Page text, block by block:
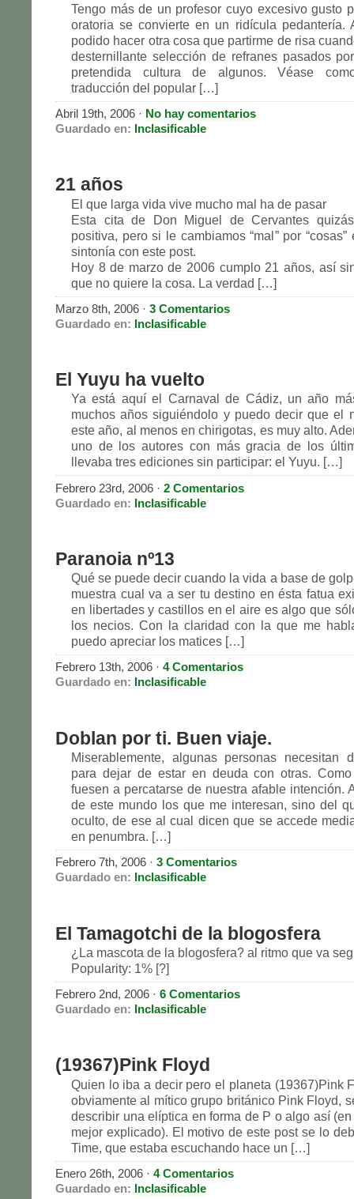
Tengo más de un profesor cuyo excesivo gusto
oratoria se convierte en un ridícula pedantería.
podido hacer otra cosa que partirme de risa
desternillante selección de refranes pasados
pretendida cultura de algunos. Véase
traducción del popular […]
Abril 19th, 2006 · No hay comentarios
Guardado en: Inclasificable
21 años
El que larga vida vive mucho mal ha de pasar
Esta cita de Don Miguel de Cervantes
positiva, pero si le cambiamos “mal” por
sintonía con este post.
Hoy 8 de marzo de 2006 cumplo 21 años, así
que no quiere la cosa. La verdad […]
Marzo 8th, 2006 · 3 Comentarios
Guardado en: Inclasificable
El Yuyu ha vuelto
Ya está aquí el Carnaval de Cádiz, un año
muchos años siguiéndolo y puedo decir que el
este año, al menos en chirigotas, es muy alto.
uno de los autores con más gracia de los
llevaba tres ediciones sin participar: el Yuyu. […]
Febrero 23rd, 2006 · 2 Comentarios
Guardado en: Inclasificable
Paranoia nº13
Qué se puede decir cuando la vida a base de
muestra cual va a ser tu destino en ésta fatua
en libertades y castillos en el aire es algo que
los necios. Con la claridad con la que me
puedo apreciar los matices […]
Febrero 13th, 2006 · 4 Comentarios
Guardado en: Inclasificable
Doblan por ti. Buen viaje.
Miserablemente, algunas personas necesitan
para dejar de estar en deuda con otras.
fuesen a percatarse de nuestra afable intención.
de este mundo los que me interesan, sino del
oculto, de ese al cual dicen que se accede
en penumbra. […]
Febrero 7th, 2006 · 3 Comentarios
Guardado en: Inclasificable
El Tamagotchi de la blogosfera
¿La mascota de la blogosfera? al ritmo que va
Popularity: 1% [?]
Febrero 2nd, 2006 · 6 Comentarios
Guardado en: Inclasificable
(19367)Pink Floyd
Quien lo iba a decir pero el planeta (19367)Pink
obviamente al mítico grupo británico Pink Floyd,
describir una elíptica en forma de P o algo así
mejor explicado). El motivo de este post se lo
Time, que estaba escuchando hace un […]
Enero 26th, 2006 · 4 Comentarios
Guardado en: Inclasificable